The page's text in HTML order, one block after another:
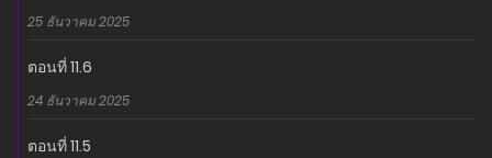
25 ธันวาคม 2025
ตอนที่ 11.6
24 ธันวาคม 2025
ตอนที่ 11.5